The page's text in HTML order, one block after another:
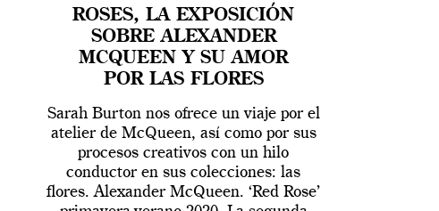
ROSES, LA EXPOSICIÓN
SOBRE ALEXANDER
MCQUEEN Y SU AMOR
POR LAS FLORES
Sarah Burton nos ofrece un viaje por el
atelier de McQueen, así como por sus
procesos creativos con un hilo
conductor en sus colecciones: las
flores. Alexander McQueen. ‘Red Rose’